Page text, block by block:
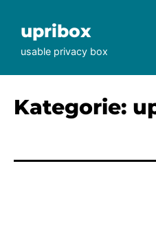
springenupribox
usable privacy box
Kategorie: